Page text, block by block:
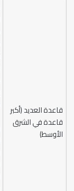
قاعدة العديد (أكبر
قاعدة في الشرق
الأوسط)